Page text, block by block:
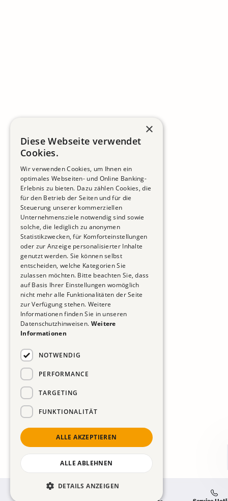
×
Diese Webseite verwendet
Cookies.
Wir verwenden Cookies, um Ihnen ein
optimales Webseiten- und Online Banking-
Erlebnis zu bieten. Dazu zählen Cookies, die
für den Betrieb der Seiten und für die
Steuerung unserer kommerziellen
Unternehmensziele notwendig sind sowie
solche, die lediglich zu anonymen
Statistikzwecken, für Komforteinstellungen
oder zur Anzeige personalisierter Inhalte
genutzt werden. Sie können selbst
entscheiden, welche Kategorien Sie
zulassen möchten. Bitte beachten Sie, dass
auf Basis Ihrer Einstellungen womöglich
nicht mehr alle Funktionalitäten der Seite
zur Verfügung stehen. Weitere
Informationen finden Sie in unseren
Datenschutzhinweisen. Weitere
Informationen
NOTWENDIG
PERFORMANCE
TARGETING
FUNKTIONALITÄT
ALLE AKZEPTIEREN
ALLE ABLEHNEN
DETAILS ANZEIGEN